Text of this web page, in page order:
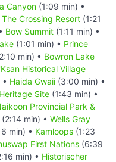
Canyon (1:09 min) •
The Crossing Resort (1:21
Bow Summit (1:11 min) •
(1:01 min) • Prince
min) • Bowron Lake
'Ksan Historical Village
Haida Gwaii (3:00 min) •
Site (1:43 min) •
Provincial Park &
(2:14 min) • Wells Gray
min) • Kamloops (1:23
First Nations (6:39
min) • Historischer